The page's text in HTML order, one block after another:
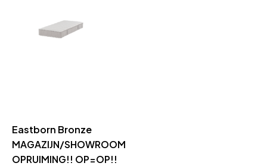
Eastborn Bronze
MAGAZIJN/SHOWROOM
OPRUIMING!! OP=OP!!